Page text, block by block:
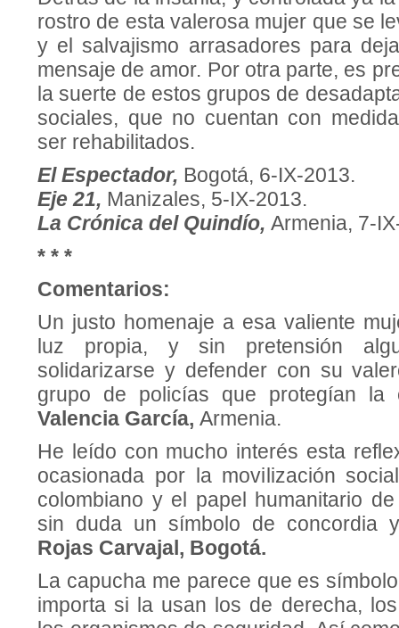
rostro de esta valerosa mujer que se
y el salvajismo arrasadores para
mensaje de amor. Por otra parte, es
la suerte de estos grupos de
sociales, que no cuentan con
ser rehabilitados.
El Espectador, Bogotá, 6-IX-2013.
Eje 21, Manizales, 5-IX-2013.
La Crónica del Quindío, Armenia, 7-
* * *
Comentarios:
Un justo homenaje a esa valiente
luz propia, y sin pretensión
solidarizarse y defender con su
grupo de policías que protegían la
Valencia García, Armenia.
He leído con mucho interés esta
ocasionada por la movilización
colombiano y el papel humanitario
sin duda un símbolo de concordia
Rojas Carvajal, Bogotá.
La capucha me parece que es
importa si la usan los de derecha,